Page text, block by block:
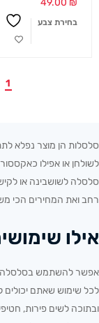
בחירת צבע
1
סלסלות הן מוצר נפלא
לשולחן או אפילו
סלסלה לשושבינה או
רחב ואת המחירים הכי
אילו
אפשר להשתמש בסלסלה
לכל שימוש שאתם יכולים
ובתוכה לשים פירות,